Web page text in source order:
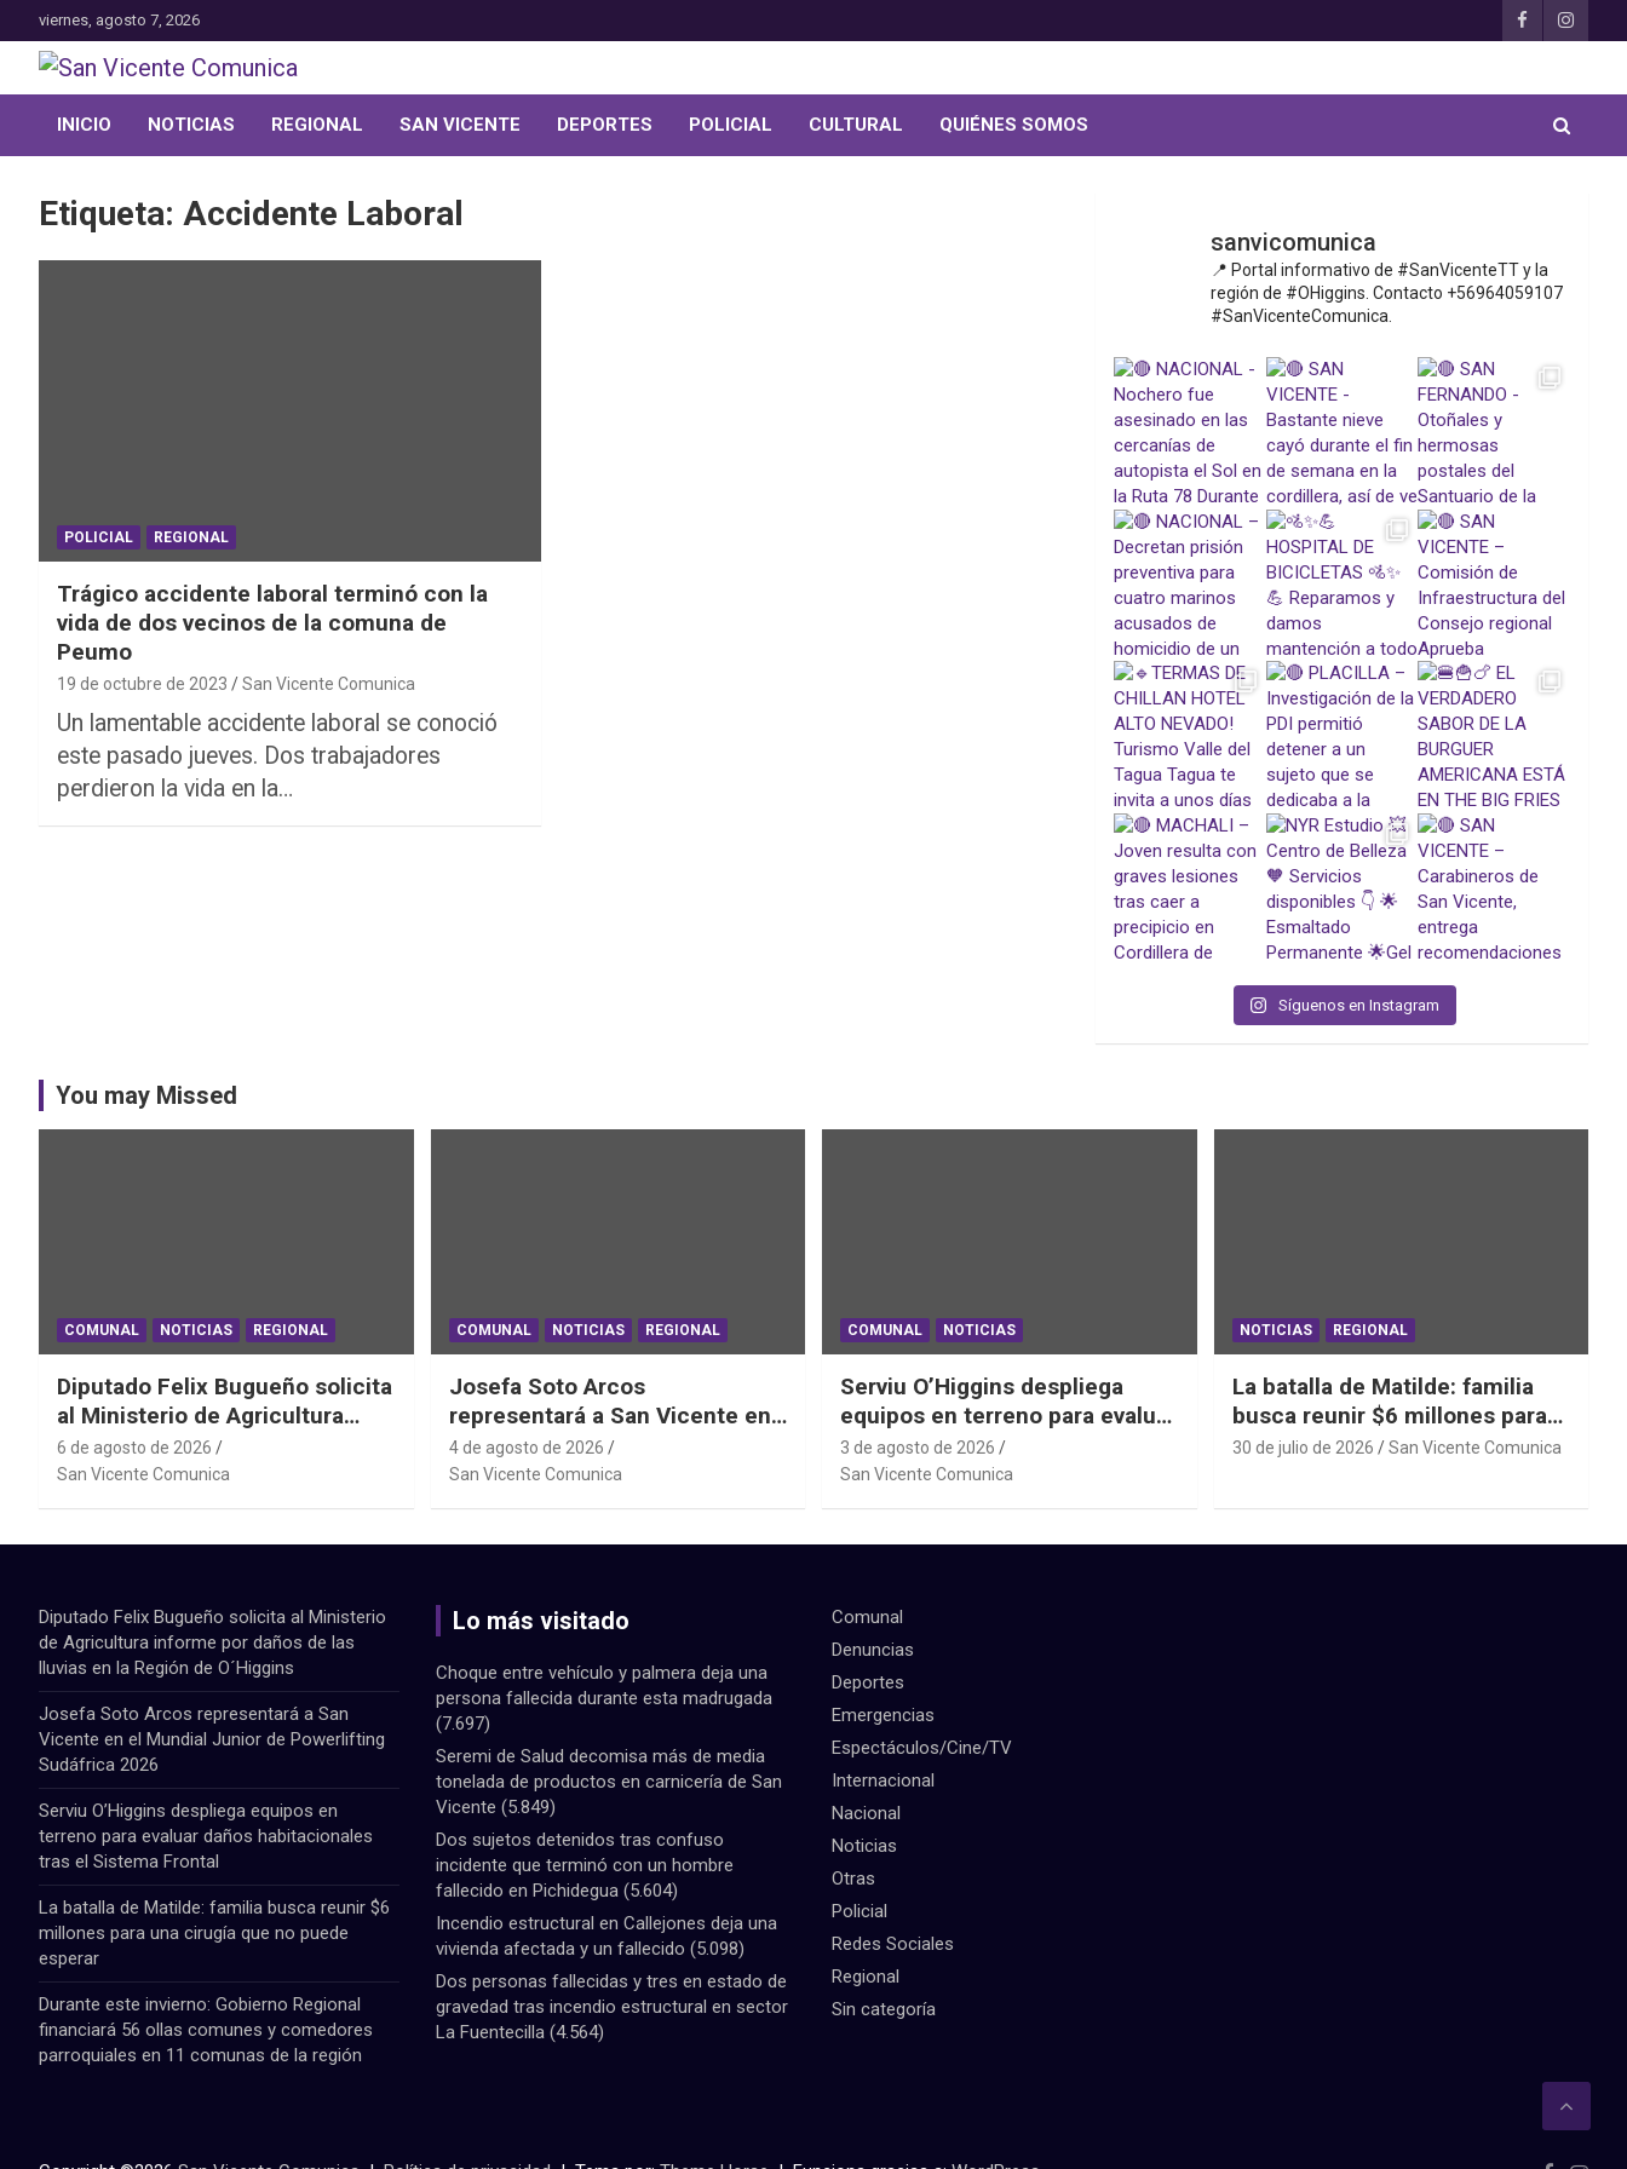
al
contenido
viernes, agosto 7, 2026
San Vicente Comunica
Toda la actualidad noticiosa de nuestra comuna
INICIO
NOTICIAS REGIONAL SAN VICENTE DEPORTES POLICIAL CULTURAL QUIÉNES SOMOS
Etiqueta: Accidente Laboral
POLICIAL REGIONAL
Trágico accidente laboral terminó con la
vida de dos vecinos de la comuna de
Peumo
19 de octubre de 2023 San Vicente Comunica
Un lamentable accidente laboral se conoció
este pasado jueves. Dos trabajadores
perdieron la vida en la…
sanvicomunica
📍 Portal informativo de #SanVicenteTT y la
región de #OHiggins. Contacto +56964059107
#SanVicenteComunica.
Síguenos en Instagram
You may Missed
COMUNAL NOTICIAS REGIONAL
Diputado Felix Bugueño solicita
al Ministerio de Agricultura
informe por daños de las lluvias
en la Región de O´Higgins
6 de agosto de 2026
San Vicente Comunica
COMUNAL NOTICIAS REGIONAL
Josefa Soto Arcos
representará a San Vicente en
el Mundial Junior de
Powerlifting Sudáfrica 2026
4 de agosto de 2026
San Vicente Comunica
COMUNAL NOTICIAS
Serviu O’Higgins despliega
equipos en terreno para evaluar
daños habitacionales tras el
Sistema Frontal
3 de agosto de 2026
San Vicente Comunica
NOTICIAS REGIONAL
La batalla de Matilde: familia
busca reunir $6 millones para
una cirugía que no puede
30 de julio de 2026 San Vicente Comunica
Diputado Felix Bugueño solicita al Ministerio
de Agricultura informe por daños de las
lluvias en la Región de O´Higgins
Josefa Soto Arcos representará a San
Vicente en el Mundial Junior de Powerlifting
Sudáfrica 2026
Serviu O’Higgins despliega equipos en
terreno para evaluar daños habitacionales
tras el Sistema Frontal
La batalla de Matilde: familia busca reunir $6
millones para una cirugía que no puede
esperar
Durante este invierno: Gobierno Regional
financiará 56 ollas comunes y comedores
parroquiales en 11 comunas de la región
Lo más visitado
Choque entre vehículo y palmera deja una
persona fallecida durante esta madrugada
(7.697)
Seremi de Salud decomisa más de media
tonelada de productos en carnicería de San
Vicente (5.849)
Dos sujetos detenidos tras confuso
incidente que terminó con un hombre
fallecido en Pichidegua (5.604)
Incendio estructural en Callejones deja una
vivienda afectada y un fallecido (5.098)
Dos personas fallecidas y tres en estado de
gravedad tras incendio estructural en sector
La Fuentecilla (4.564)
Comunal
Denuncias
Deportes
Emergencias
Espectáculos/Cine/TV
Internacional
Nacional
Noticias
Otras
Policial
Redes Sociales
Regional
Sin categoría